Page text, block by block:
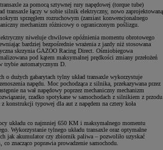
za pomocą sztywnej rury napędowej (torque tube)
transaxle łączy w sobie silnik elektryczny, nowo zaprojektowaną
sprzęgłem rozruchowym (zamiast konwencjonalnego
mechanizm różnicowy o ograniczonym poślizgu.
niweluje chwilowe opóźnienia momentu obrotowego
bardziej bezpośrednie wrażenia z jazdy niż stosowana
skrzynia GAZOO Racing Direct. Ośmiobiegowa
pod kątem maksymalnej prędkości zmiany przełożeń
trybie automatycznym D.
o dużych gabarytach tylny układ transaxle wykorzystuje
napędu. Moc pochodząca z silnika, przekazywana przez
na wał napędowy poprzez mechaniczny mechanizm
rzadko spotykane w samochodach z silnikiem z przodu
z konstrukcji typowej dla aut z napędem na cztery koła
układu co najmniej 650 KM i maksymalnego momentu
Wykorzystanie tylnego układu transaxle oraz optymalne
jak akumulator czy zbiornik paliwa – pozwoliło uzyskać
znacząco poprawia prowadzenie samochodu.